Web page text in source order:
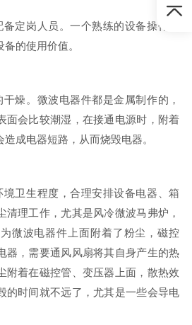
岗人员。一个熟练的设备操作人
的使用价值。
。微波电器件都是金属制作的，
面会比较潮湿，在接通电源时，附着
成电器短路，从而烧毁电器。
卫生程度，合理安排设备电器、箱
清理工作，尤其是风冷微波马弗炉，
微波电器件上面附着了粉尘，磁控
器，需要通风风扇将其自身产生的热
附着在磁控管、变压器上面，散热效
的时间就不远了，尤其是一些会导电